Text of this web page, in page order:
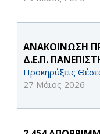
ΑΝΑΚΟΙΝΩΣΗ
Δ.Ε.Π.
Προκηρύξεις
27 Μάιος 2026